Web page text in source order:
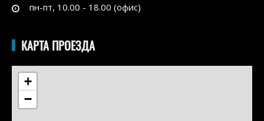
пн-пт, 10.00 - 18.00 (офис)
КАРТА ПРОЕЗДА
+
−